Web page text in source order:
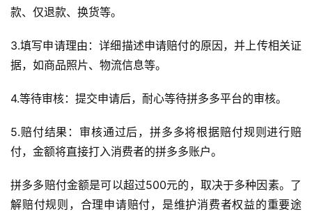
首
页
款、仅退款、换货等。
3.填写申请理由：详细描述申请赔付的原因，并上传相关证
据，如商品照片、物流信息等。
4.等待审核：提交申请后，耐心等待拼多多平台的审核。
5.赔付结果：审核通过后，拼多多将根据赔付规则进行赔
付，金额将直接打入消费者的拼多多账户。
拼多多赔付金额是可以超过500元的，取决于多种因素。了
解赔付规则，合理申请赔付，是维护消费者权益的重要途